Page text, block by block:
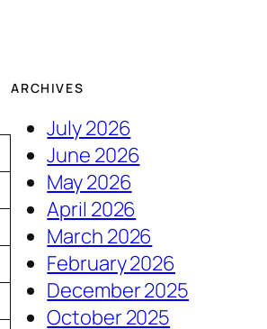
ARCHIVES
July 2026
June 2026
May 2026
April 2026
March 2026
February 2026
December 2025
October 2025